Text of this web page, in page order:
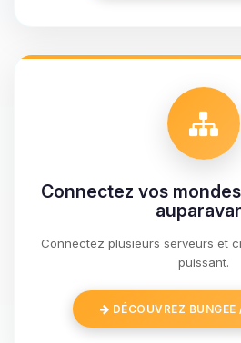
Connectez vos
Connectez plusieurs serveurs et
puissant.
DÉCOUVREZ
Youpi, enfin
assistant BoxToPlay.